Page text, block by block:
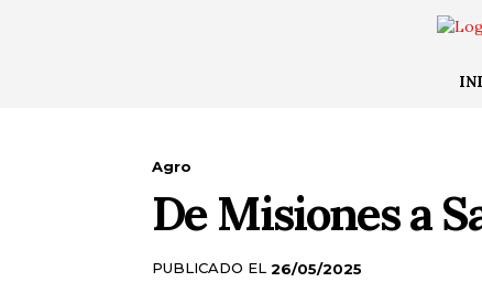
Agro
De Misiones a
PUBLICADO EL 26/05/2025